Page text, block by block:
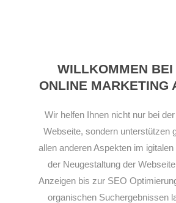
WILLKOMMEN BEI
ONLINE MARKETING
Wir helfen Ihnen nicht nur bei
Webseite, sondern unterstützen
allen anderen Aspekten im
der Neugestaltung der
Anzeigen bis zur SEO
organischen Suchergebnissen